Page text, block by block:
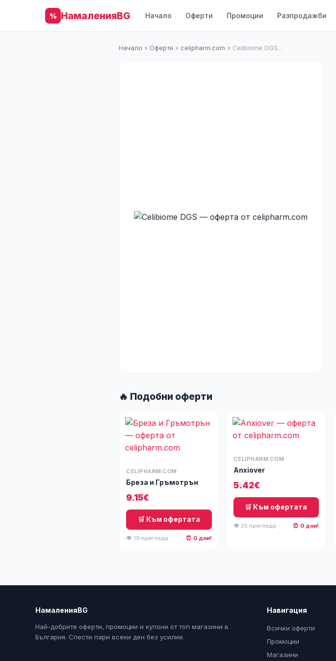
% НамаленияBG Начало Оферти Промоции Разпродажби
Начало » Оферти » celipharm.com » Celibiome DGS...
🔥 Подобни оферти
CELIPHARM.COM
Бреза и Гръмотрън
9.15€
🛒 Към офертата
👁 19 прегледа ⏰ 0 дни!
CELIPHARM.COM
Anxiover
5.42€
🛒 Към офертата
👁 25 прегледа ⏰ 0 дни!
НамаленияBG
Най-добрите оферти, промоции и купони от топ магазини в
България. Спести пари всеки ден без усилие.
Навигация
Всички оферти
Промоции
Магазини